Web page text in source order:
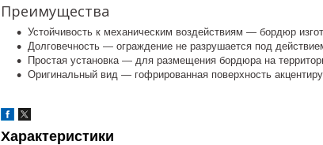
Преимущества
Устойчивость к механическим воздействиям — бордюр
Долговечность — ограждение не разрушается под
Простая установка — для размещения бордюра на
Оригинальный вид — гофрированная поверхность
Характеристики